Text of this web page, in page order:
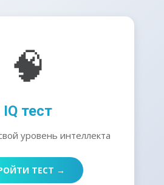
🧠
IQ тест
уровень интеллекта
ТЕСТ →